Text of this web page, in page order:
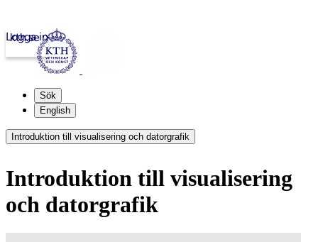
kth.se
Logga in
Sök
English
Introduktion till visualisering och datorgrafik
Introduktion till visualisering
och datorgrafik